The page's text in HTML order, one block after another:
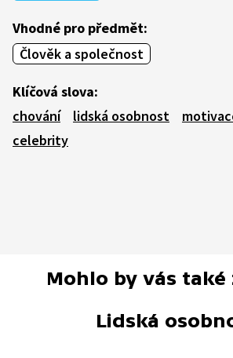
Vhodné pro předmět:
Člověk a společnost
Klíčová slova:
chování
lidská osobnost
celebrity
Mohlo by vás
Lidská